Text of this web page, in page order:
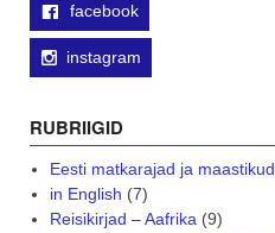
facebook
instagram
RUBRIIGID
Eesti matkarajad ja maastikud
in English (7)
Reisikirjad – Aafrika(9)